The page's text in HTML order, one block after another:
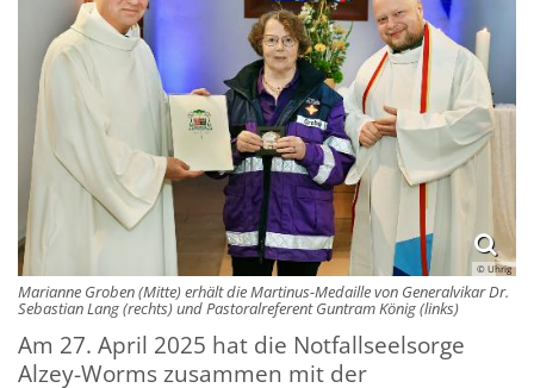
© Uhrig
Marianne Groben (Mitte) erhält die Martinus-Medaille von Generalvikar Dr.
Sebastian Lang (rechts) und Pastoralreferent Guntram König (links)
Am 27. April 2025 hat die Notfallseelsorge
Alzey-Worms zusammen mit der